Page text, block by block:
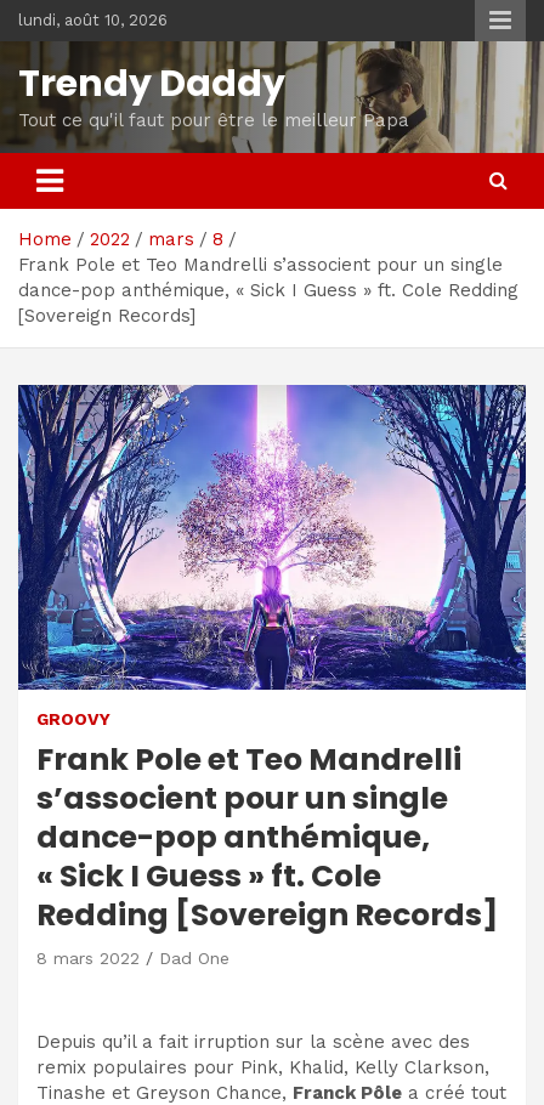
Skip
to
content
lundi, août 10, 2026
Trendy Daddy
Tout ce qu'il faut pour être le meilleur Papa
Home 2022 mars
8
Frank Pole et Teo Mandrelli s’associent pour un single
dance-pop anthémique, « Sick I Guess » ft. Cole Redding
[Sovereign Records]
GROOVY
Frank Pole et Teo Mandrelli
s’associent pour un single
dance-pop anthémique,
« Sick I Guess » ft. Cole
Redding [Sovereign Records]
8 mars 2022 Dad One
Depuis qu’il a fait irruption sur la scène avec des
remix populaires pour Pink, Khalid, Kelly Clarkson,
Tinashe et Greyson Chance, Franck Pôle a créé tout